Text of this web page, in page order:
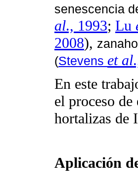
senescencia
al., 1993; Lu
2008),
(Stevens et al
En este
el proceso
hortalizas de
Aplicación